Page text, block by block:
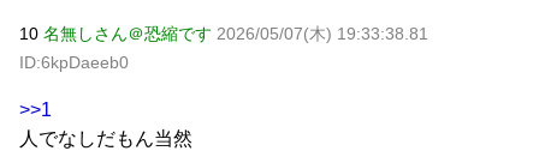
10 名無しさん＠恐縮です 2026/05/07(木) 19:33:38.81
ID:6kpDaeeb0
>>1
人でなしだもん当然